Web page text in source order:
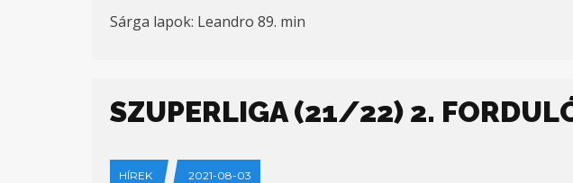
Sárga lapok: Leandro 89. min
SZUPERLIGA (21/22) 2.
HÍREK 2021-08-03